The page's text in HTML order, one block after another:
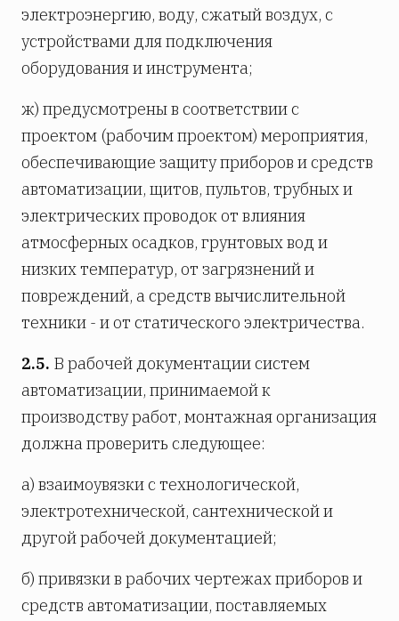
электроэнергию, воду, сжатый воздух, с
устройствами для подключения
оборудования и инструмента;
ж) предусмотрены в соответствии с
проектом (рабочим проектом) мероприятия,
обеспечивающие защиту приборов и средств
автоматизации, щитов, пультов, трубных и
электрических проводок от влияния
атмосферных осадков, грунтовых вод и
низких температур, от загрязнений и
повреждений, а средств вычислительной
техники - и от статического электричества.
2.5. В рабочей документации систем
автоматизации, принимаемой к
производству работ, монтажная организация
должна проверить следующее:
а) взаимоувязки с технологической,
электротехнической, сантехнической и
другой рабочей документацией;
б) привязки в рабочих чертежах приборов и
средств автоматизации, поставляемых